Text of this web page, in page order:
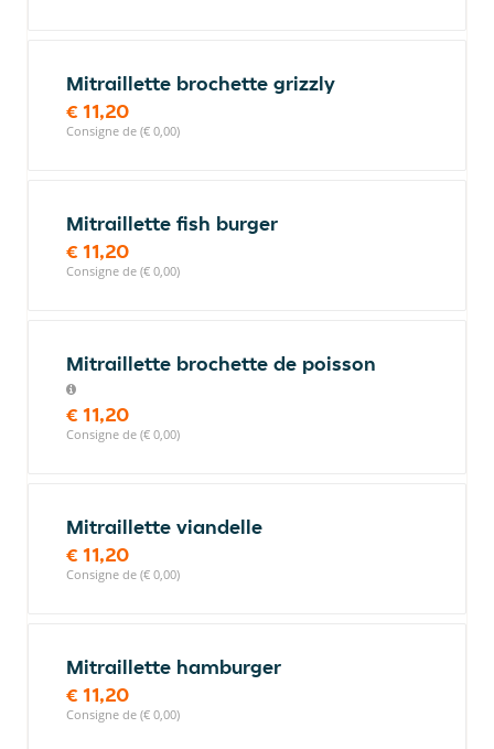
Mitraillette brochette grizzly
€ 11,20
Consigne de (€ 0,00)
Mitraillette fish burger
€ 11,20
Consigne de (€ 0,00)
Mitraillette brochette de poisson
€ 11,20
Consigne de (€ 0,00)
Mitraillette viandelle
€ 11,20
Consigne de (€ 0,00)
Mitraillette hamburger
€ 11,20
Consigne de (€ 0,00)